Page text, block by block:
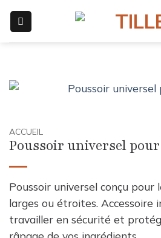
contenu
ACCUEIL
Poussoir universel
Poussoir universel conçu pour
larges ou étroites. Accessoire
travailler en sécurité et